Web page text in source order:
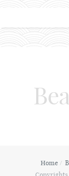
Home
Copyrights